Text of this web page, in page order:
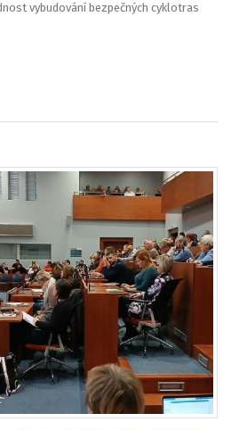
vybudování bezpečných cyklotras